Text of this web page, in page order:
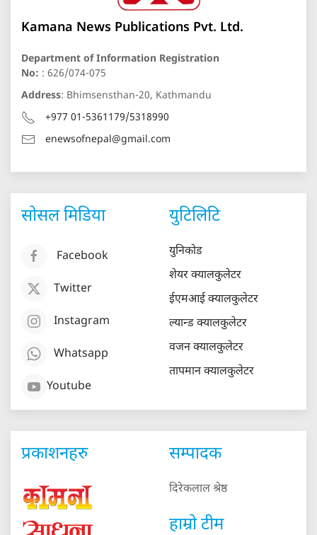
Kamana News Publications Pvt. Ltd.
Department of Information Registration
No: : 626/074-075
Address: Bhimsensthan-20, Kathmandu
+977 01-5361179/5318990
enewsofnepal@gmail.com
सोसल मिडिया
Facebook
Twitter
Instagram
Whatsapp
Youtube
युटिलिटि
युनिकोड
शेयर क्यालकुलेटर
ईएमआई क्यालकुलेटर
ल्यान्ड क्यालकुलेटर
वजन क्यालकुलेटर
तापमान क्यालकुलेटर
प्रकाशनहरु सम्पादक
दिरेकलाल श्रेष्ठ
हाम्रो टीम